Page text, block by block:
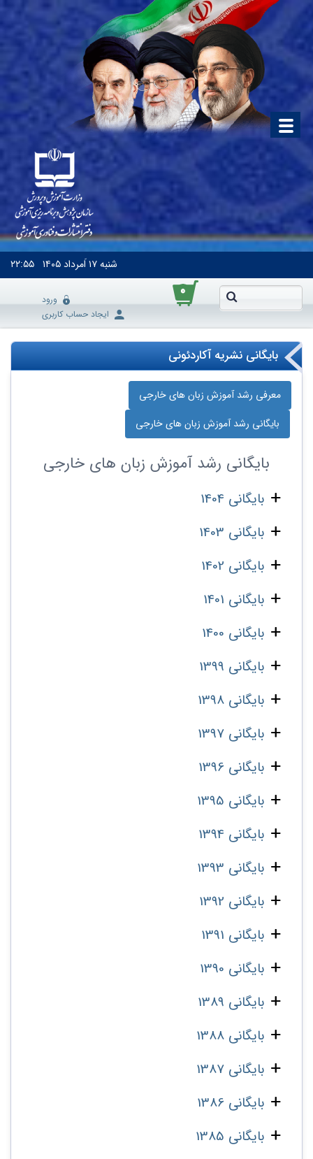
شنبه۱۷ اَمرداد ۱۴۰۵ ۲۲:۵۵
۰
ورود
ایجاد حساب کاربری
بایگانی نشریه آکاردئونی
معرفی رشد آموزش زبان‌ های خارجی
بایگانی رشد آموزش زبان‌ های خارجی
بایگانی رشد آموزش زبان‌ های خارجی
بایگانی 1404
بایگانی 1403
بایگانی 1402
بایگانی 1401
بایگانی 1400
بایگانی 1399
بایگانی 1398
بایگانی 1397
بایگانی 1396
بایگانی 1395
بایگانی 1394
بایگانی 1393
بایگانی 1392
بایگانی 1391
بایگانی 1390
بایگانی 1389
بایگانی 1388
بایگانی 1387
بایگانی 1386
بایگانی 1385